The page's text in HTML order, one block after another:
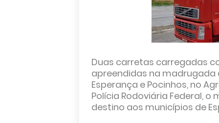
Duas carretas carregadas
apreendidas na
Esperança e Pocinhos, no
Polícia Rodoviária Federal,
destino aos municípios de